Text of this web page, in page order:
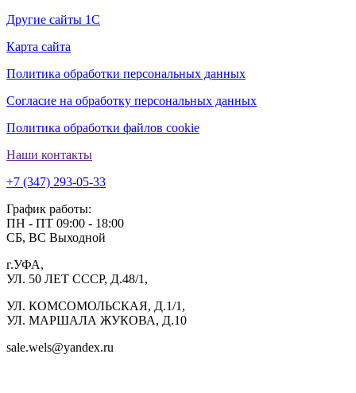
Другие сайты 1С
Карта сайта
Политика обработки персональных данных
Согласие на обработку персональных данных
Политика обработки файлов cookie
Наши контакты
+7 (347) 293-05-33
График работы:
ПН - ПТ 09:00 - 18:00
СБ, ВС Выходной
г.УФА,
УЛ. 50 ЛЕТ СССР, Д.48/1,
УЛ. КОМСОМОЛЬСКАЯ, Д.1/1,
УЛ. МАРШАЛА ЖУКОВА, Д.10
sale.wels@yandex.ru